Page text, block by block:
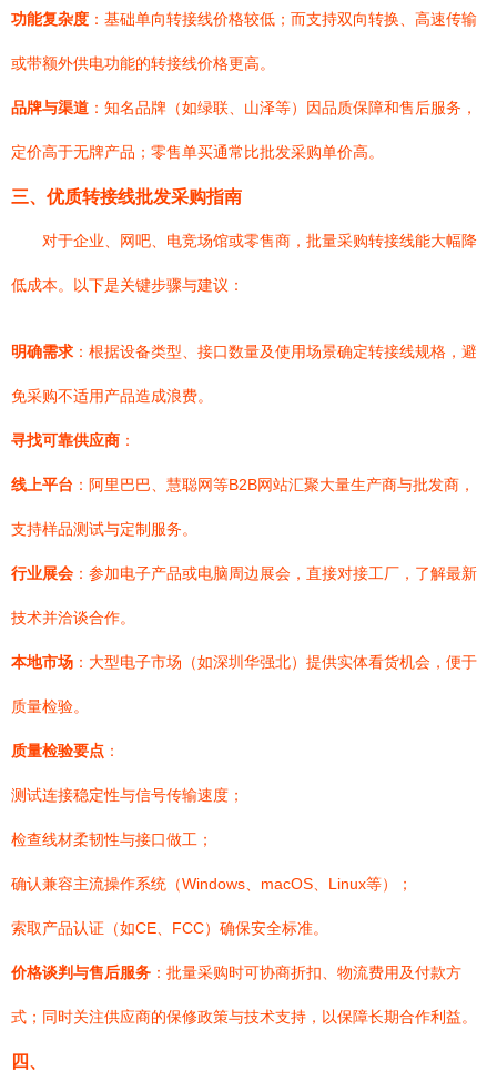
功能复杂度 ：基础单向转接线价格较低；而支持双向转换、高速传输
或带额外供电功能的转接线价格更高。
品牌与渠道 ：知名品牌（如绿联、山泽等）因品质保障和售后服务，
定价高于无牌产品；零售单买通常比批发采购单价高。
三、优质转接线批发采购指南
对于企业、网吧、电竞场馆或零售商，批量采购转接线能大幅降
低成本。以下是关键步骤与建议：
明确需求 ：根据设备类型、接口数量及使用场景确定转接线规格，避
免采购不适用产品造成浪费。
寻找可靠供应商 ：
线上平台 ：阿里巴巴、慧聪网等B2B网站汇聚大量生产商与批发商，
支持样品测试与定制服务。
行业展会 ：参加电子产品或电脑周边展会，直接对接工厂，了解最新
技术并洽谈合作。
本地市场 ：大型电子市场（如深圳华强北）提供实体看货机会，便于
质量检验。
质量检验要点 ：
测试连接稳定性与信号传输速度；
检查线材柔韧性与接口做工；
确认兼容主流操作系统（Windows、macOS、Linux等）；
索取产品认证（如CE、FCC）确保安全标准。
价格谈判与售后服务 ：批量采购时可协商折扣、物流费用及付款方
式；同时关注供应商的保修政策与技术支持，以保障长期合作利益。
四、